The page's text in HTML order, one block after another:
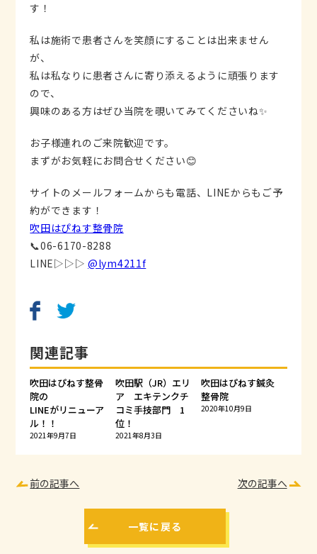
す！
私は施術で患者さんを笑顔にすることは出来ません
が、
私は私なりに患者さんに寄り添えるように頑張ります
ので、
興味のある方はぜひ当院を覗いてみてくださいね✨
お子様連れのご来院歓迎です。
まずがお気軽にお問合せください😊
サイトのメールフォームからも電話、LINEからもご予
約ができます！
吹田はぴねす整骨院
📞06-6170-8288
LINE▷▷▷ @lym4211f
関連記事
吹田はぴねす整骨
院の
LINEがリニューア
ル！！
2021年9月7日
吹田駅（JR）エリ
ア エキテンクチ
コミ手技部門 1
位！
2021年8月3日
吹田はぴねす鍼灸
整骨院
2020年10月9日
前の記事へ 次の記事へ
一覧に戻る